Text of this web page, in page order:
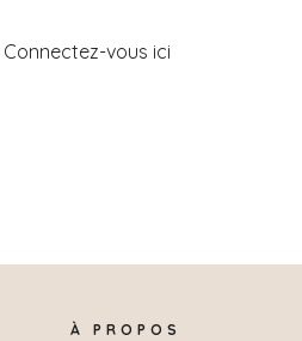
Connectez-vous ici
À PROPOS